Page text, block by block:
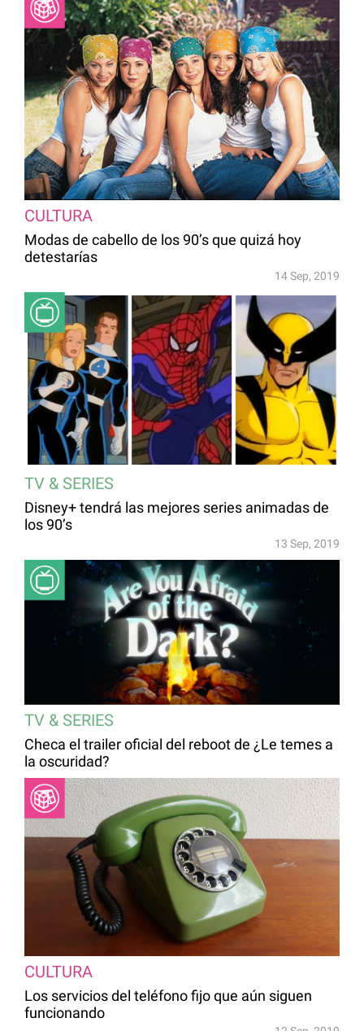
CULTURA
Modas de cabello de los 90’s que quizá hoy
detestarías
14 Sep, 2019
TV & SERIES
Disney+ tendrá las mejores series animadas de
los 90’s
13 Sep, 2019
TV & SERIES
Checa el trailer oficial del reboot de ¿Le temes a
la oscuridad?
CULTURA
Los servicios del teléfono fijo que aún siguen
funcionando